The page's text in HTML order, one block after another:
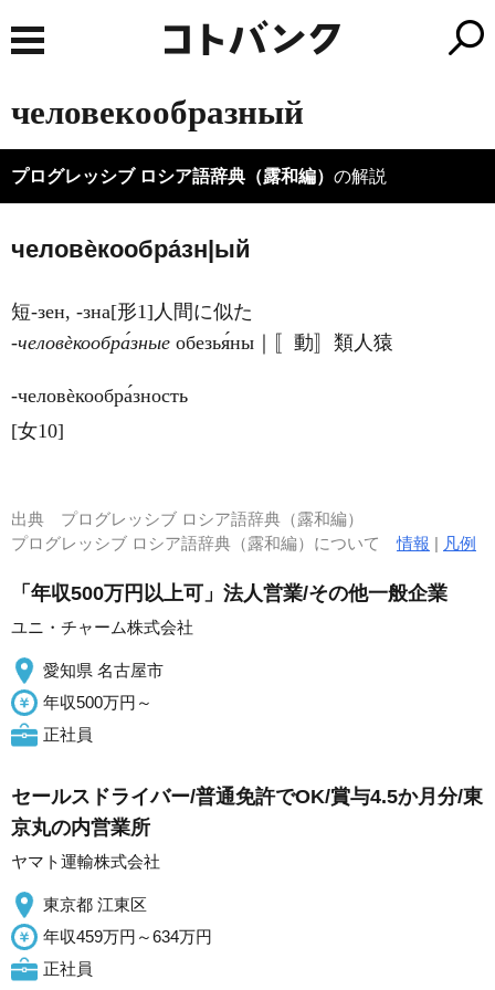
человекообразный
プログレッシブ ロシア語辞典（露和編） の解説
человѐкообра́зн|ый
短-зен, -зна[形1]人間に似た
‐человѐкообра́зные обезья́ны｜〚動〛類人猿
‐человѐкообра́зность
[女10]
出典 プログレッシブ ロシア語辞典（露和編）
プログレッシブ ロシア語辞典（露和編）について情報 | 凡例
「年収500万円以上可」法人営業/その他一般企業
ユニ・チャーム株式会社
愛知県 名古屋市
年収500万円～
正社員
セールスドライバー/普通免許でOK/賞与4.5か月分/東
京丸の内営業所
ヤマト運輸株式会社
東京都 江東区
年収459万円～634万円
正社員